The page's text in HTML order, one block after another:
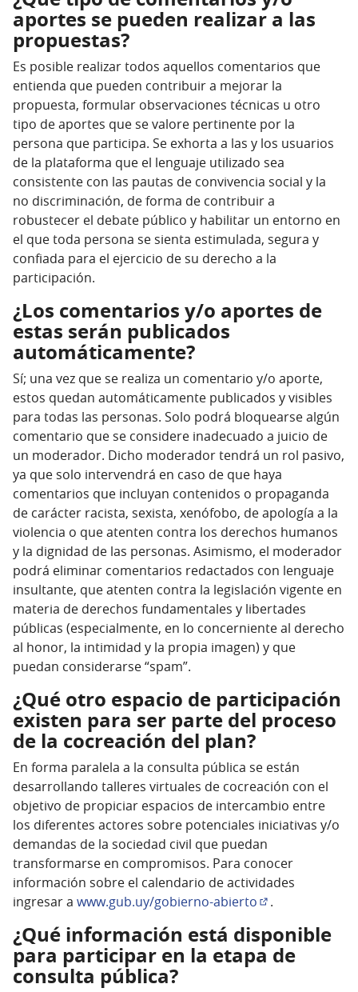
aportes se pueden realizar a las
propuestas?
Es posible realizar todos aquellos comentarios que
entienda que pueden contribuir a mejorar la
propuesta, formular observaciones técnicas u otro
tipo de aportes que se valore pertinente por la
persona que participa. Se exhorta a las y los usuarios
de la plataforma que el lenguaje utilizado sea
consistente con las pautas de convivencia social y la
no discriminación, de forma de contribuir a
robustecer el debate público y habilitar un entorno en
el que toda persona se sienta estimulada, segura y
confiada para el ejercicio de su derecho a la
participación.
¿Los comentarios y/o aportes de
estas serán publicados
automáticamente?
Sí; una vez que se realiza un comentario y/o aporte,
estos quedan automáticamente publicados y visibles
para todas las personas. Solo podrá bloquearse algún
comentario que se considere inadecuado a juicio de
un moderador. Dicho moderador tendrá un rol pasivo,
ya que solo intervendrá en caso de que haya
comentarios que incluyan contenidos o propaganda
de carácter racista, sexista, xenófobo, de apología a la
violencia o que atenten contra los derechos humanos
y la dignidad de las personas. Asimismo, el moderador
podrá eliminar comentarios redactados con lenguaje
insultante, que atenten contra la legislación vigente en
materia de derechos fundamentales y libertades
públicas (especialmente, en lo concerniente al derecho
al honor, la intimidad y la propia imagen) y que
puedan considerarse “spam”.
¿Qué otro espacio de participación
existen para ser parte del proceso
de la cocreación del plan?
En forma paralela a la consulta pública se están
desarrollando talleres virtuales de cocreación con el
objetivo de propiciar espacios de intercambio entre
los diferentes actores sobre potenciales iniciativas y/o
demandas de la sociedad civil que puedan
transformarse en compromisos. Para conocer
información sobre el calendario de actividades
ingresar a www.gub.uy/gobierno-abierto .
¿Qué información está disponible
para participar en la etapa de
consulta pública?